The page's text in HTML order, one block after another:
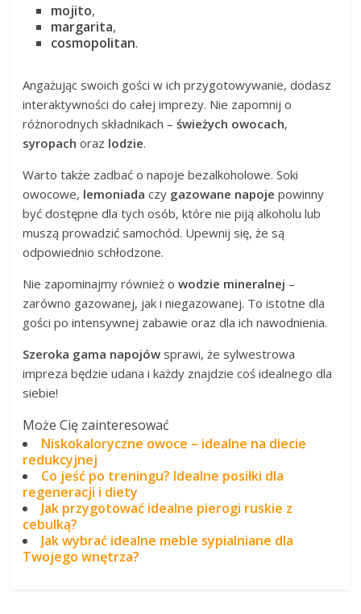
mojito,
margarita,
cosmopolitan.
Angażując swoich gości w ich przygotowywanie, dodasz
interaktywności do całej imprezy. Nie zapomnij o
różnorodnych składnikach –świeżych owocach,
syropach oraz lodzie.
Warto także zadbać o napoje bezalkoholowe. Soki
owocowe, lemoniada czy gazowane napoje powinny
być dostępne dla tych osób, które nie piją alkoholu lub
muszą prowadzić samochód. Upewnij się, że są
odpowiednio schłodzone.
Nie zapominajmy również owodzie mineralnej –
zarówno gazowanej, jak i niegazowanej. To istotne dla
gości po intensywnej zabawie oraz dla ich nawodnienia.
Szeroka gama napojów sprawi, że sylwestrowa
impreza będzie udana i każdy znajdzie coś idealnego dla
siebie!
Może Cię zainteresować
Niskokaloryczne owoce – idealne na diecie
redukcyjnej
Co jeść po treningu? Idealne posiłki dla
regeneracji i diety
Jak przygotować idealne pierogi ruskie z
cebulką?
Jak wybrać idealne meble sypialniane dla
Twojego wnętrza?